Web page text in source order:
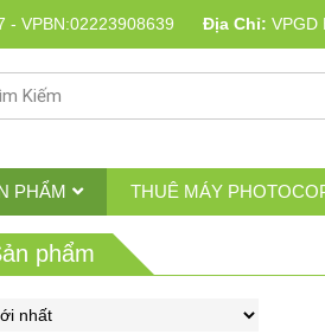
- VPBN:02223908639 Địa Chỉ: VPGD
PHẨM THUÊ MÁY
phẩm